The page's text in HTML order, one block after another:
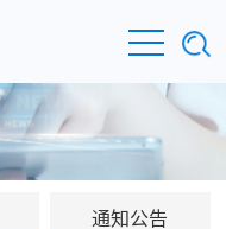
通知公告